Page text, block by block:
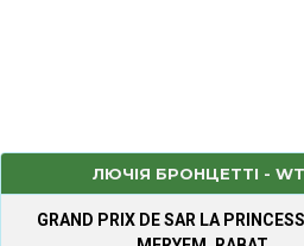
ЛЮЧІЯ БРОНЦЕТТІ -
GRAND PRIX DE SAR LA